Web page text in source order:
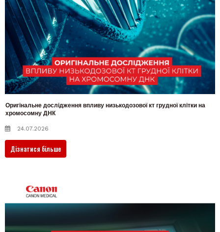
Оригінальне дослідження впливу низькодозової кт грудної клітки на
хромосомну ДНК
24.07.2026
Дізнатися більше